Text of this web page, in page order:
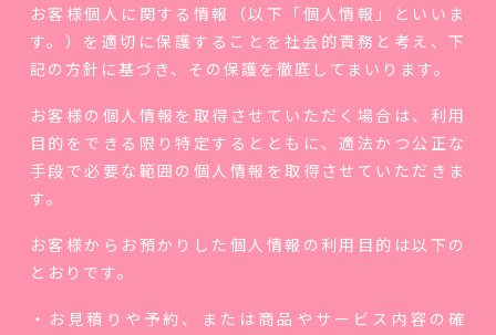
お客様個人に関する情報（以下「個人情報」といいま
す。）を適切に保護することを社会的責務と考え、下
記の方針に基づき、その保護を徹底してまいります。
お客様の個人情報を取得させていただく場合は、利用
目的をできる限り特定するとともに、適法かつ公正な
手段で必要な範囲の個人情報を取得させていただきま
す。
お客様からお預かりした個人情報の利用目的は以下の
とおりです。
・お見積りや予約、または商品やサービス内容の確